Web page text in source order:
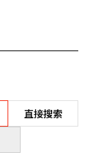
直接搜索